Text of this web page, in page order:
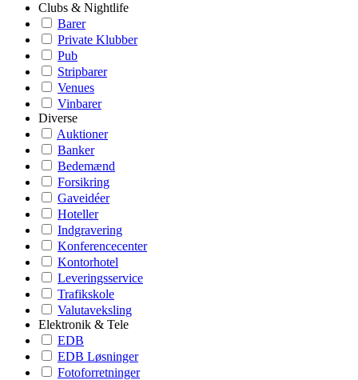
Clubs & Nightlife
Barer
Private Klubber
Pub
Stripbarer
Venues
Vinbarer
Diverse
Auktioner
Banker
Bedemænd
Forsikring
Gaveidéer
Hoteller
Indgravering
Konferencecenter
Kontorhotel
Leveringsservice
Trafikskole
Valutaveksling
Elektronik & Tele
EDB
EDB Løsninger
Fotoforretninger